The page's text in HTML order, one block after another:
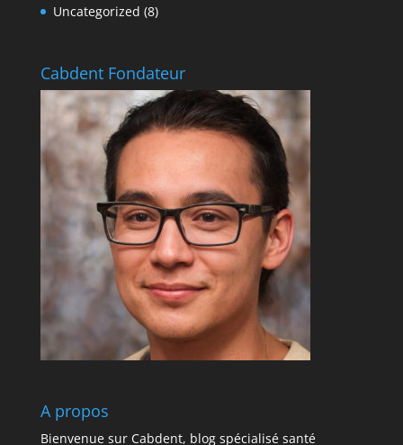
Uncategorized (8)
Cabdent Fondateur
A propos
Bienvenue sur Cabdent, blog spécialisé santé